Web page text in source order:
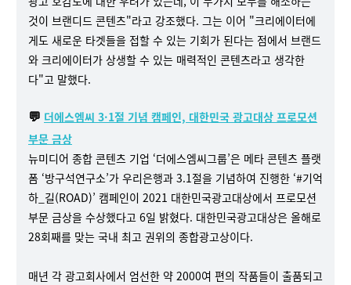
것이 브랜디드 콘텐츠"라고 강조했다. 그는 이어 "크리에이터에
게도 새로운 타겟들을 접할 수 있는 기회가 된다는 점에서 브랜드
와 크리에이터가 상생할 수 있는 매력적인 콘텐츠라고 생각한
다"고 말했다.
💬 더에스엠씨 3·1절 기념 캠페인, 대한민국 광고대상 프로모션
부문 금상
뉴미디어 종합 콘텐츠 기업 ‘더에스엠씨그룹’은 메타 콘텐츠 플랫
폼 ‘방구석연구소’가 우리은행과 3.1절을 기념하여 진행한 ‘#기억
하_길(ROAD)’ 캠페인이 2021 대한민국광고대상에서 프로모션
부문 금상을 수상했다고 6일 밝혔다. 대한민국광고대상은 올해로
28회째를 맞는 국내 최고 권위의 종합광고상이다.
매년 각 광고회사에서 엄선한 약 2000여 편의 작품들이 출품되고